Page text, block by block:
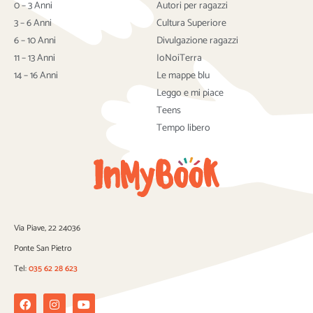
t
e
r
u
b
e
0 – 3 Anni
3 – 6 Anni
6 – 10 Anni
11 – 13 Anni
14 – 16 Anni
Autori per ragazzi
Cultura Superiore
Divulgazione ragazzi
IoNoiTerra
Le mappe blu
Leggo e mi piace
Teens
Tempo libero
Via Piave, 22 24036
Ponte San Pietro
Tel:035 62 28 623
FacebookInstagramYoutube